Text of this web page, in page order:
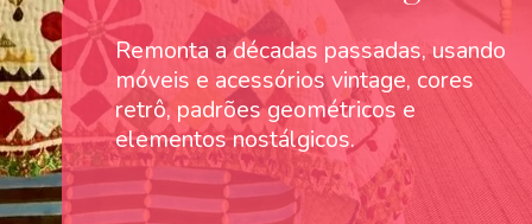
Remonta a décadas passadas, usando
móveis e acessórios vintage, cores
retrô, padrões geométricos e
elementos nostálgicos.